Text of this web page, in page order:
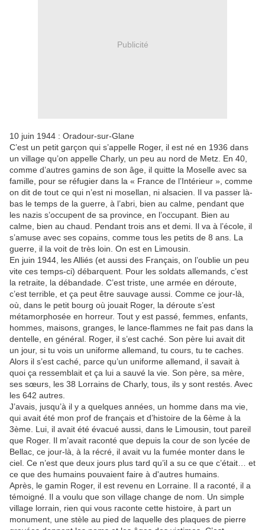
Publicité
10 juin 1944 : Oradour-sur-Glane
C’est un petit garçon qui s’appelle Roger, il est né en 1936 dans
un village qu’on appelle Charly, un peu au nord de Metz. En 40,
comme d’autres gamins de son âge, il quitte la Moselle avec sa
famille, pour se réfugier dans la « France de l’Intérieur », comme
on dit de tout ce qui n’est ni mosellan, ni alsacien. Il va passer là-
bas le temps de la guerre, à l’abri, bien au calme, pendant que
les nazis s’occupent de sa province, en l’occupant. Bien au
calme, bien au chaud. Pendant trois ans et demi. Il va à l’école, il
s’amuse avec ses copains, comme tous les petits de 8 ans. La
guerre, il la voit de très loin. On est en Limousin.
En juin 1944, les Alliés (et aussi des Français, on l’oublie un peu
vite ces temps-ci) débarquent. Pour les soldats allemands, c’est
la retraite, la débandade. C’est triste, une armée en déroute,
c’est terrible, et ça peut être sauvage aussi. Comme ce jour-là,
où, dans le petit bourg où jouait Roger, la déroute s’est
métamorphosée en horreur. Tout y est passé, femmes, enfants,
hommes, maisons, granges, le lance-flammes ne fait pas dans la
dentelle, en général. Roger, il s’est caché. Son père lui avait dit
un jour, si tu vois un uniforme allemand, tu cours, tu te caches.
Alors il s’est caché, parce qu’un uniforme allemand, il savait à
quoi ça ressemblait et ça lui a sauvé la vie. Son père, sa mère,
ses sœurs, les 38 Lorrains de Charly, tous, ils y sont restés. Avec
les 642 autres.
J’avais, jusqu’à il y a quelques années, un homme dans ma vie,
qui avait été mon prof de français et d’histoire de la 6ème à la
3ème. Lui, il avait été évacué aussi, dans le Limousin, tout pareil
que Roger. Il m’avait raconté que depuis la cour de son lycée de
Bellac, ce jour-là, à la récré, il avait vu la fumée monter dans le
ciel. Ce n’est que deux jours plus tard qu’il a su ce que c’était… et
ce que des humains pouvaient faire à d'autres humains.
Après, le gamin Roger, il est revenu en Lorraine. Il a raconté, il a
témoigné. Il a voulu que son village change de nom. Un simple
village lorrain, rien qui vous raconte cette histoire, à part un
monument, une stèle au pied de laquelle des plaques de pierre